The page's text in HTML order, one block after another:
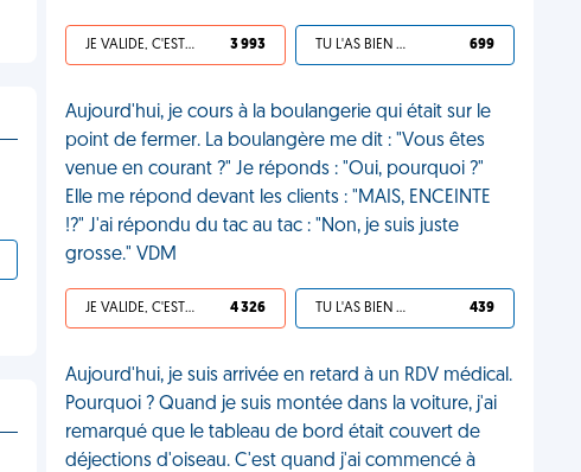
JE VALIDE, C'EST UNE VDM 3 993 TU L'AS BIEN MÉRITÉ 699
Aujourd'hui, je cours à la boulangerie qui était sur le
point de fermer. La boulangère me dit : "Vous êtes
venue en courant ?" Je réponds : "Oui, pourquoi ?"
Elle me répond devant les clients : "MAIS, ENCEINTE
!?" J'ai répondu du tac au tac : "Non, je suis juste
grosse." VDM
JE VALIDE, C'EST UNE VDM 4 326 TU L'AS BIEN MÉRITÉ 439
Aujourd'hui, je suis arrivée en retard à un RDV médical.
Pourquoi ? Quand je suis montée dans la voiture, j'ai
remarqué que le tableau de bord était couvert de
déjections d'oiseau. C'est quand j'ai commencé à